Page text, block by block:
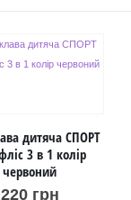
дитяча СПОРТ
3 в 1 колір
червоний
220 грн